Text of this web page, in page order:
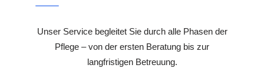
Unser Service begleitet Sie durch alle Phasen der
Pflege – von der ersten Beratung bis zur
langfristigen Betreuung.